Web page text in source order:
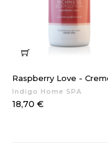
Raspberry Love -
Indigo Home SPA
Preço
18,70 €